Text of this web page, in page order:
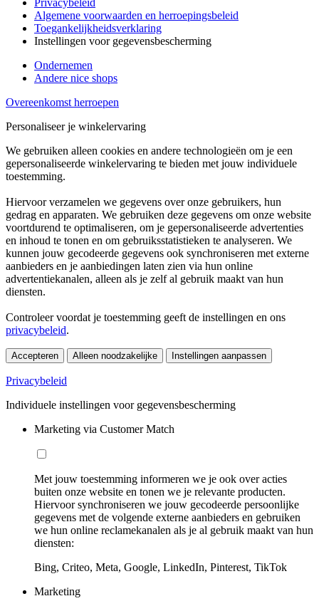
Privacybeleid
Algemene voorwaarden en herroepingsbeleid
Toegankelijkheidsverklaring
Instellingen voor gegevensbescherming
Ondernemen
Andere nice shops
Overeenkomst herroepen
Personaliseer je winkelervaring
We gebruiken alleen cookies en andere technologieën om je een
gepersonaliseerde winkelervaring te bieden met jouw individuele
toestemming.
Hiervoor verzamelen we gegevens over onze gebruikers, hun
gedrag en apparaten. We gebruiken deze gegevens om onze website
voortdurend te optimaliseren, om je gepersonaliseerde advertenties
en inhoud te tonen en om gebruiksstatistieken te analyseren. We
kunnen jouw gecodeerde gegevens ook synchroniseren met externe
aanbieders en je aanbiedingen laten zien via hun online
advertentiekanalen, alleen als je zelf al gebruik maakt van hun
diensten.
Controleer voordat je toestemming geeft de instellingen en ons
privacybeleid.
Accepteren Alleen noodzakelijke Instellingen aanpassen
Privacybeleid
Individuele instellingen voor gegevensbescherming
Marketing via Customer Match
Met jouw toestemming informeren we je ook over acties
buiten onze website en tonen we je relevante producten.
Hiervoor synchroniseren we jouw gecodeerde persoonlijke
gegevens met de volgende externe aanbieders en gebruiken
we hun online reclamekanalen als je al gebruik maakt van hun
diensten:
Bing, Criteo, Meta, Google, LinkedIn, Pinterest, TikTok
Marketing